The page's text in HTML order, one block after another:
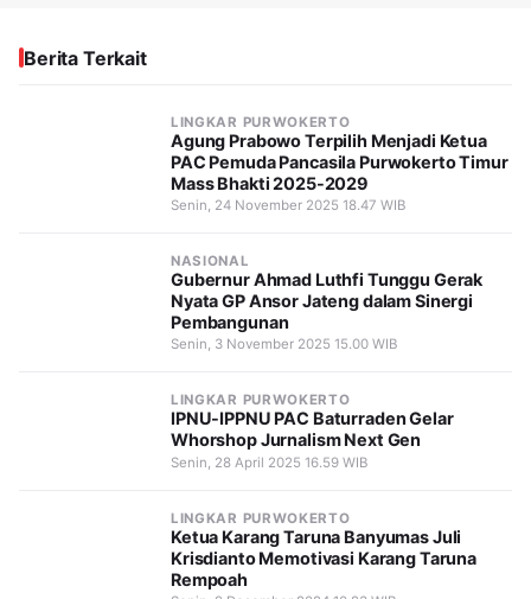
Berita Terkait
LINGKAR PURWOKERTO
Agung Prabowo Terpilih Menjadi Ketua
PAC Pemuda Pancasila Purwokerto Timur
Mass Bhakti 2025-2029
Senin, 24 November 2025 18.47 WIB
NASIONAL
Gubernur Ahmad Luthfi Tunggu Gerak
Nyata GP Ansor Jateng dalam Sinergi
Pembangunan
Senin, 3 November 2025 15.00 WIB
LINGKAR PURWOKERTO
IPNU-IPPNU PAC Baturraden Gelar
Whorshop Jurnalism Next Gen
Senin, 28 April 2025 16.59 WIB
LINGKAR PURWOKERTO
Ketua Karang Taruna Banyumas Juli
Krisdianto Memotivasi Karang Taruna
Rempoah